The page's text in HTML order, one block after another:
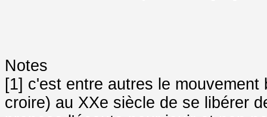
Notes
[1] c'est entre autres le
croire) au XXe siècle de se libérer